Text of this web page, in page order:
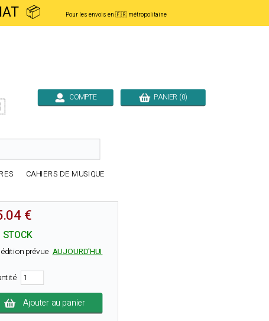
📦 Pour les envois en 🇫🇷 métropolitaine
COMPTE PANIER (0)
CAHIERS DE MUSIQUE
€
STOCK
prévueAUJOURD'HUI
Ajouter au panier